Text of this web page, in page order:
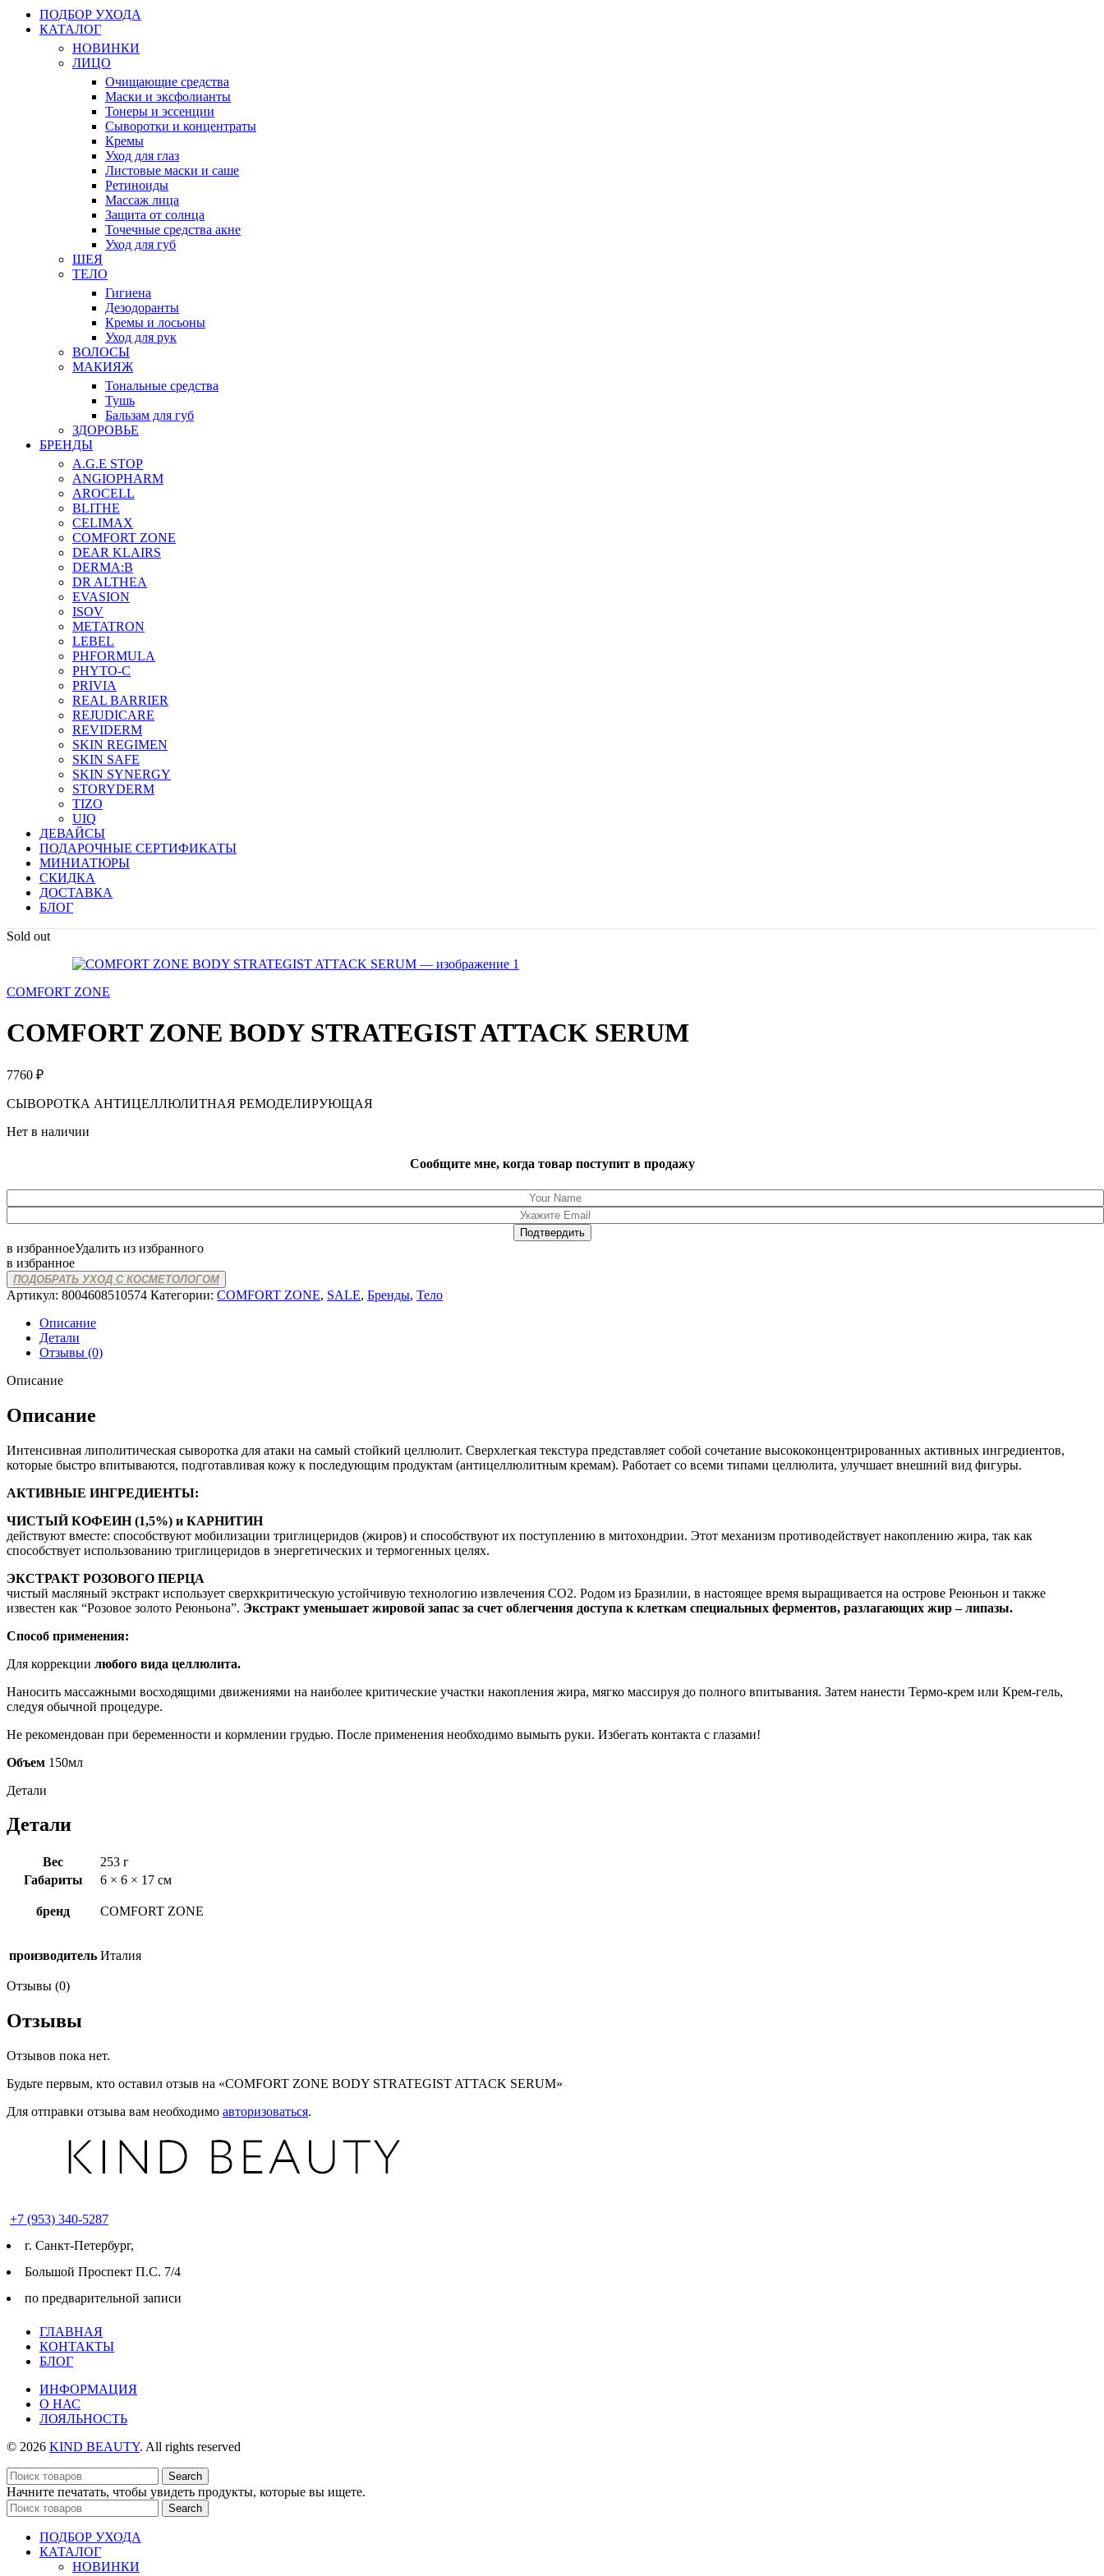
ПОДБОР УХОДА
КАТАЛОГ
НОВИНКИ
ЛИЦО
Очищающие средства
Маски и эксфолианты
Тонеры и эссенции
Сыворотки и концентраты
Кремы
Уход для глаз
Листовые маски и саше
Ретиноиды
Массаж лица
Защита от солнца
Точечные средства акне
Уход для губ
ШЕЯ
ТЕЛО
Гигиена
Дезодоранты
Кремы и лосьоны
Уход для рук
ВОЛОСЫ
МАКИЯЖ
Тональные средства
Тушь
Бальзам для губ
ЗДОРОВЬЕ
БРЕНДЫ
A.G.E STOP
ANGIOPHARM
AROCELL
BLITHE
CELIMAX
COMFORT ZONE
DEAR KLAIRS
DERMA:B
DR ALTHEA
EVASION
ISOV
METATRON
LEBEL
PHFORMULA
PHYTO-C
PRIVIA
REAL BARRIER
REJUDICARE
REVIDERM
SKIN REGIMEN
SKIN SAFE
SKIN SYNERGY
STORYDERM
TIZO
UIQ
ДЕВАЙСЫ
ПОДАРОЧНЫЕ СЕРТИФИКАТЫ
МИНИАТЮРЫ
СКИДКА
ДОСТАВКА
БЛОГ
Sold out
COMFORT ZONE
COMFORT ZONE BODY STRATEGIST ATTACK SERUM
7760 ₽
СЫВОРОТКА АНТИЦЕЛЛЮЛИТНАЯ РЕМОДЕЛИРУЮЩАЯ
Нет в наличии
Сообщите мне, когда товар поступит в продажу
в избранноеУдалить из избранного
в избранное
ПОДОБРАТЬ УХОД С КОСМЕТОЛОГОМ
Артикул: 8004608510574 Категории: COMFORT ZONE, SALE, Бренды, Тело
Описание
Детали
Отзывы (0)
Описание
Описание
Интенсивная липолитическая сыворотка для атаки на самый стойкий целлюлит. Сверхлегкая текстура представляет собой сочетание высококонцентрированных активных ингредиентов,
которые быстро впитываются, подготавливая кожу к последующим продуктам (антицеллюлитным кремам). Работает со всеми типами целлюлита, улучшает внешний вид фигуры.
АКТИВНЫЕ ИНГРЕДИЕНТЫ:
ЧИСТЫЙ КОФЕИН (1,5%) и КАРНИТИН
действуют вместе: способствуют мобилизации триглицеридов (жиров) и способствуют их поступлению в митохондрии. Этот механизм противодействует накоплению жира, так как
способствует использованию триглицеридов в энергетических и термогенных целях.
ЭКСТРАКТ РОЗОВОГО ПЕРЦА
чистый масляный экстракт использует сверхкритическую устойчивую технологию извлечения CO2. Родом из Бразилии, в настоящее время выращивается на острове Реюньон и также
известен как “Розовое золото Реюньона”. Экстракт уменьшает жировой запас за счет облегчения доступа к клеткам специальных ферментов, разлагающих жир – липазы.
Способ применения:
Для коррекции любого вида целлюлита.
Наносить массажными восходящими движениями на наиболее критические участки накопления жира, мягко массируя до полного впитывания. Затем нанести Термо-крем или Крем-гель,
следуя обычной процедуре.
Не рекомендован при беременности и кормлении грудью. После применения необходимо вымыть руки. Избегать контакта с глазами!
Объем 150мл
Детали
Детали
Вес
253 г
Габариты
6 × 6 × 17 см
бренд COMFORT ZONE
производитель Италия
Отзывы (0)
Отзывы
Отзывов пока нет.
Будьте первым, кто оставил отзыв на «COMFORT ZONE BODY STRATEGIST ATTACK SERUM»
Для отправки отзыва вам необходимо авторизоваться.
+7 (953) 340-5287
г. Cанкт-Петербург,
Большой Проспект П.С. 7/4
по предварительной записи
ГЛАВНАЯ
КОНТАКТЫ
БЛОГ
ИНФОРМАЦИЯ
О НАС
ЛОЯЛЬНОСТЬ
© 2026 KIND BEAUTY. All rights reserved
Search
Начните печатать, чтобы увидеть продукты, которые вы ищете.
Search
ПОДБОР УХОДА
КАТАЛОГ
НОВИНКИ